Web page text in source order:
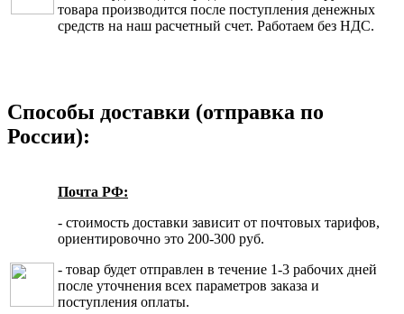
товара производится после поступления денежных
средств на наш расчетный счет. Работаем без НДС.
Способы доставки (отправка по
России):
Почта РФ:
- стоимость доставки зависит от почтовых тарифов,
ориентировочно это 200-300 руб.
- товар будет отправлен в течение 1-3 рабочих дней
после уточнения всех параметров заказа и
поступления оплаты.